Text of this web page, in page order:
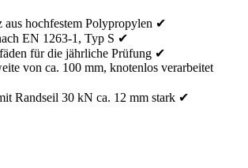
aus hochfestem Polypropylen ✔
EN 1263-1, Typ S ✔
für die jährliche Prüfung ✔
von ca. 100 mm, knotenlos verarbeitet
Randseil 30 kN ca. 12 mm stark ✔